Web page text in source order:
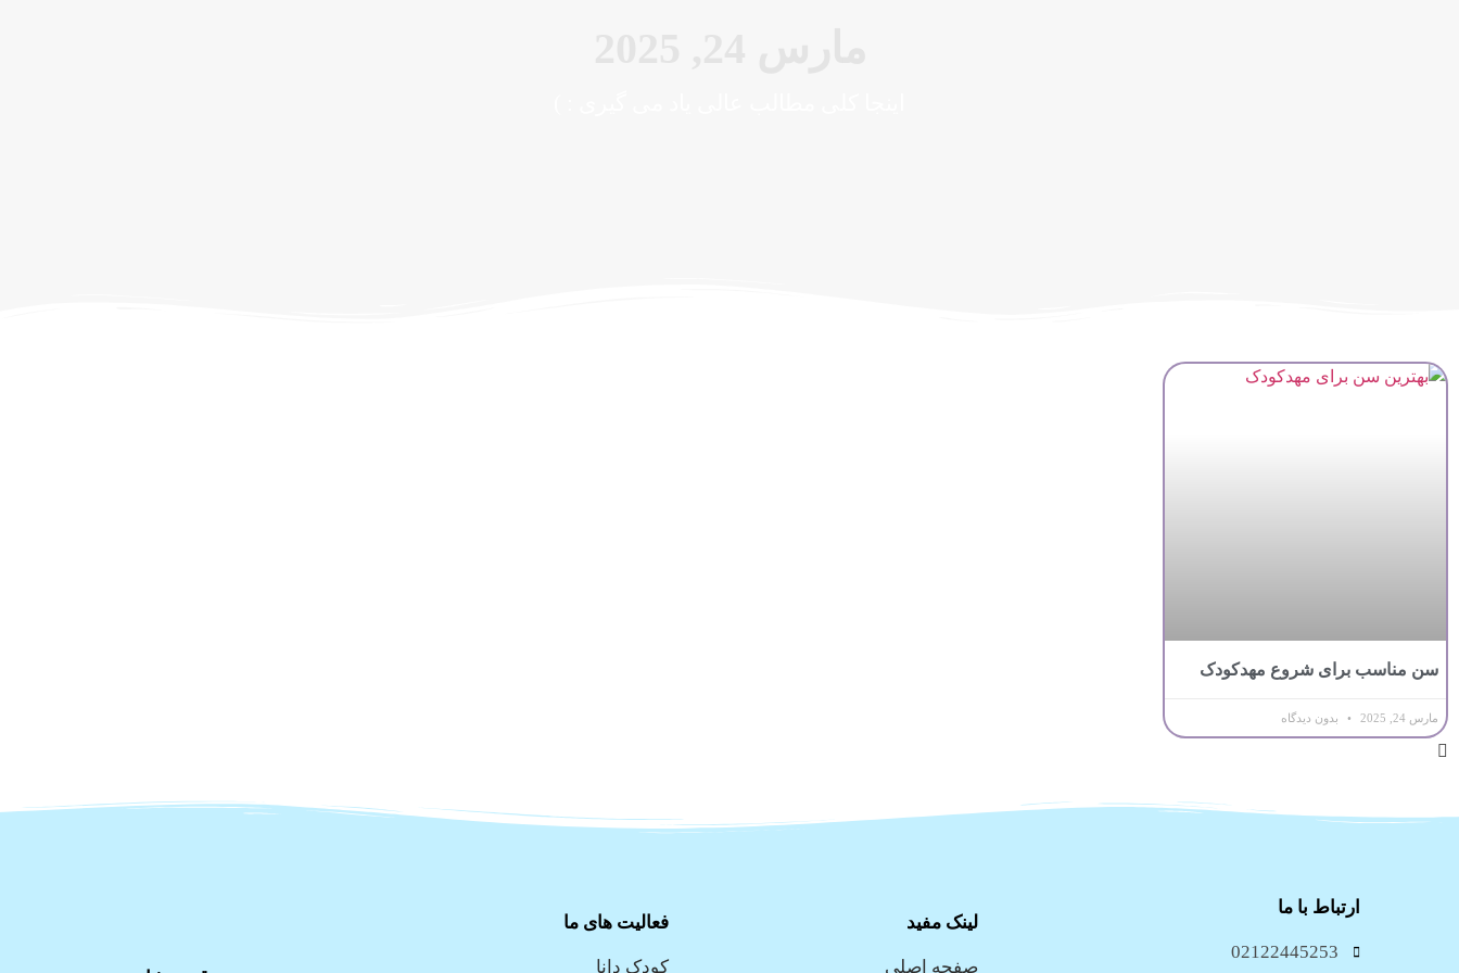
سن مناسب برای شروع مهدکودک
مارس 24, 2025 بدون دیدگاه
ارتباط با ما
02122445253
لینک مفید
صفحه اصلی
فعالیت های ما
کودک دانا